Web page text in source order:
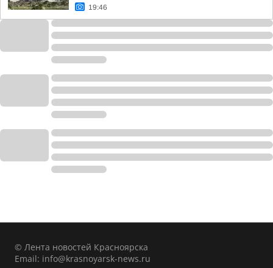
19:46
© Лента новостей Красноярска
Email: info@krasnoyarsk-news.ru